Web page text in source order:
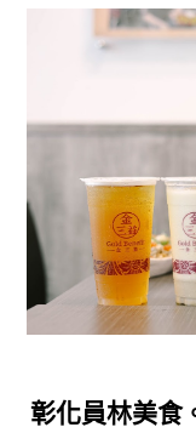
彰化員林美食